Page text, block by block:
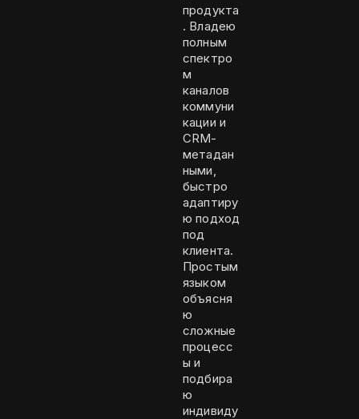
продукта
. Владею
полным
спектро
м
каналов
коммуни
кации и
CRM-
метадан
ными,
быстро
адаптиру
ю подход
под
клиента.
Простым
языком
объясня
ю
сложные
процесс
ы и
подбира
ю
индивиду